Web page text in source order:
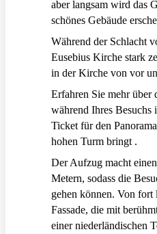
aber langsam wird das
schönes Gebäude
Während der Schlacht
Eusebius Kirche stark
in der Kirche von vor
Erfahren Sie mehr über
während Ihres
Ticket für den
hohen Turm bringt .
Der Aufzug macht
Metern, sodass die
gehen können. Von fort
Fassade, die mit
einer niederländischen